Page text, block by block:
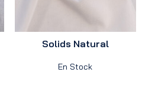
Solids Natural
En Stock